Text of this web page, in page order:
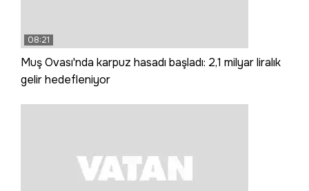
08:21
Muş Ovası'nda karpuz hasadı başladı: 2,1 milyar liralık
gelir hedefleniyor